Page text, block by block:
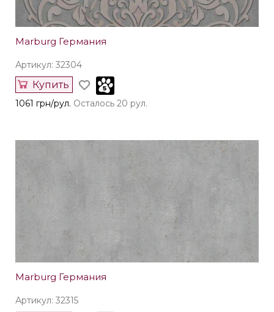
Marburg Германия
Артикул: 32304
Купить
1061 грн/рул. Осталось 20 рул.
Marburg Германия
Артикул: 32315